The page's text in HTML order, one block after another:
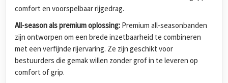
comfort en voorspelbaar rijgedrag.
All-season als premium oplossing: Premium all-seasonbanden
zijn ontworpen om een brede inzetbaarheid te combineren
met een verfijnde rijervaring. Ze zijn geschikt voor
bestuurders die gemak willen zonder grof in te leveren op
comfort of grip.